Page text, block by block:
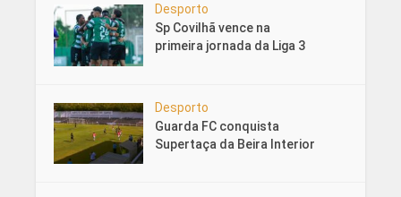
Desporto
Sp Covilhã vence na
primeira jornada da Liga 3
Desporto
Guarda FC conquista
Supertaça da Beira Interior